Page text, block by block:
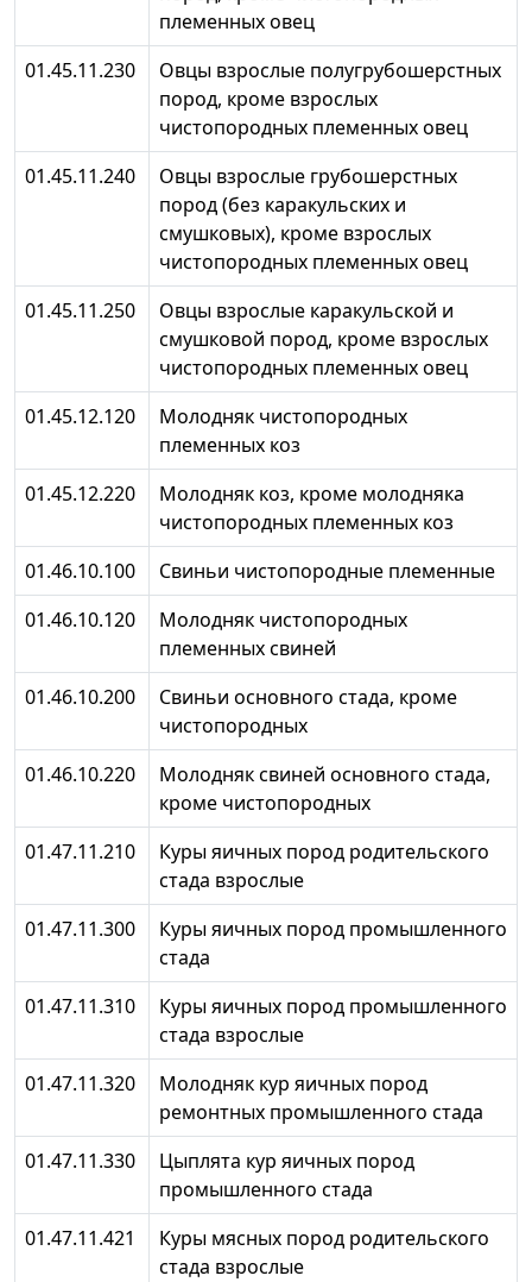
племенных овец
01.45.11.230
Овцы взрослые полугрубошерстных
пород, кроме взрослых
чистопородных племенных овец
01.45.11.240
Овцы взрослые грубошерстных
пород (без каракульских и
смушковых), кроме взрослых
чистопородных племенных овец
01.45.11.250
Овцы взрослые каракульской и
смушковой пород, кроме взрослых
чистопородных племенных овец
01.45.12.120
Молодняк чистопородных
племенных коз
01.45.12.220
Молодняк коз, кроме молодняка
чистопородных племенных коз
01.46.10.100
Свиньи чистопородные племенные
01.46.10.120
Молодняк чистопородных
племенных свиней
01.46.10.200
Свиньи основного стада, кроме
чистопородных
01.46.10.220
Молодняк свиней основного стада,
кроме чистопородных
01.47.11.210
Куры яичных пород родительского
стада взрослые
01.47.11.300
Куры яичных пород промышленного
стада
01.47.11.310
Куры яичных пород промышленного
стада взрослые
01.47.11.320
Молодняк кур яичных пород
ремонтных промышленного стада
01.47.11.330
Цыплята кур яичных пород
промышленного стада
01.47.11.421
Куры мясных пород родительского
стада взрослые